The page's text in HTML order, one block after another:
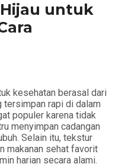
untuk
kesehatan berasal dari
tersimpan rapi di dalam
populer karena tidak
menyimpan cadangan
Selain itu, tekstur
makanan sehat favorit
harian secara alami.